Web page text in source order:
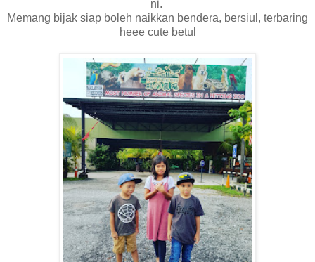
ni.
Memang bijak siap boleh naikkan bendera, bersiul, terbaring
heee cute betul